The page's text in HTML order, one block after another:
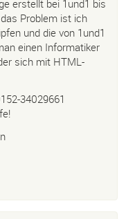
erstellt bei 1und1 bis
Problem ist ich
und die von 1und1
einen Informatiker
sich mit HTML-
34029661